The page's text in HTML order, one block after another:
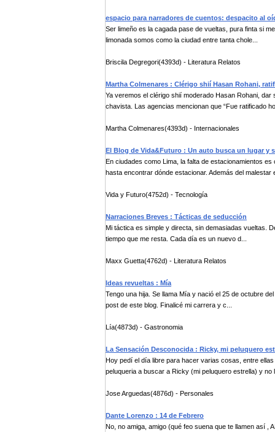
espacio para narradores de cuentos: despacito al
Ser limeño es la cagada pase de vueltas, pura finta si
limonada somos como la ciudad entre tanta chole...
Briscila Degregori(4393d) - Literatura Relatos
Martha Colmenares : Clérigo shií Hasan Rohani,
Ya veremos el clérigo shií moderado Hasan Rohani,
chavista. Las agencias mencionan que “Fue ratificado
Martha Colmenares(4393d) - Internacionales
El Blog de Vida&Futuro : Un auto busca un lugar y
En ciudades como Lima, la falta de estacionamientos
hasta encontrar dónde estacionar. Además del malestar
Vida y Futuro(4752d) - Tecnología
Narraciones Breves : Tácticas de seducción
Mi táctica es simple y directa, sin demasiadas vueltas.
tiempo que me resta. Cada día es un nuevo d...
Maxx Guetta(4762d) - Literatura Relatos
Ideas revueltas : Mía
Tengo una hija. Se llama Mía y nació el 25 de octubre
post de este blog. Finalicé mi carrera y c...
Lía(4873d) - Gastronomia
La Sensación Desconocida : Ricky, mi peluquero
Hoy pedí el día libre para hacer varias cosas, entre
peluqueria a buscar a Ricky (mi peluquero estrella) y no
Jose Arguedas(4876d) - Personales
Dante Lorenzo : 14 de Febrero
No, no amiga, amigo (qué feo suena que te llamen así ,